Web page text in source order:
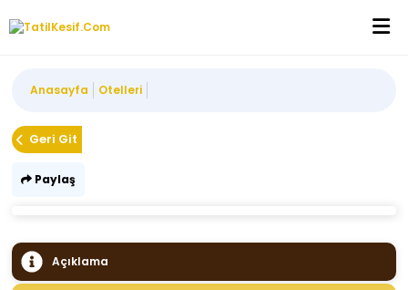
Anasayfa Otelleri
Geri Git
Paylaş
Açıklama